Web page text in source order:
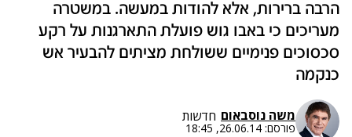
הרבה ברירות, אלא להודות במעשה. במשטרה
מעריכים כי באבו גוש פועלת התארגנות על רקע
סכסוכים פנימיים ששולחת מציתים להבעיר אש
כנקמה
משה נוסבאום חדשות
פורסם: 26.06.14, 18:45